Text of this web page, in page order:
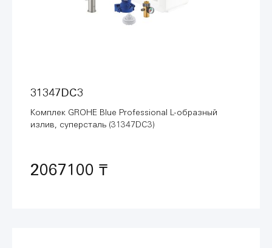
31347DC3
Комплек GROHE Blue Professional L-образный
излив, суперсталь (31347DC3)
2067100 ₸